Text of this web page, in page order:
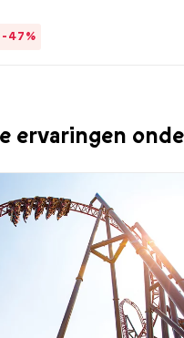
-47%
ervaringen